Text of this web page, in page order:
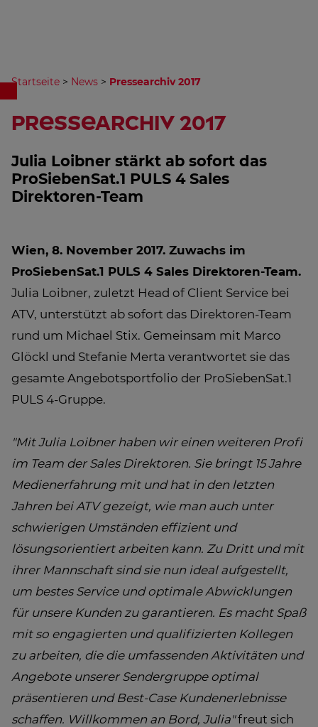
Startseite > News > Pressearchiv 2017
Pressearchiv 2017
Julia Loibner stärkt ab sofort das
ProSiebenSat.1 PULS 4 Sales
Direktoren-Team
Wien, 8. November 2017. Zuwachs im
ProSiebenSat.1 PULS 4 Sales Direktoren-Team.
Julia Loibner, zuletzt Head of Client Service bei
ATV, unterstützt ab sofort das Direktoren-Team
rund um Michael Stix. Gemeinsam mit Marco
Glöckl und Stefanie Merta verantwortet sie das
gesamte Angebotsportfolio der ProSiebenSat.1
PULS 4-Gruppe.
"Mit Julia Loibner haben wir einen weiteren Profi
im Team der Sales Direktoren. Sie bringt 15 Jahre
Medienerfahrung mit und hat in den letzten
Jahren bei ATV gezeigt, wie man auch unter
schwierigen Umständen effizient und
lösungsorientiert arbeiten kann. Zu Dritt und mit
ihrer Mannschaft sind sie nun ideal aufgestellt,
um bestes Service und optimale Abwicklungen
für unsere Kunden zu garantieren. Es macht Spaß
mit so engagierten und qualifizierten Kollegen
zu arbeiten, die die umfassenden Aktivitäten und
Angebote unserer Sendergruppe optimal
präsentieren und Best-Case Kundenerlebnisse
schaffen. Willkommen an Bord, Julia"freut sich